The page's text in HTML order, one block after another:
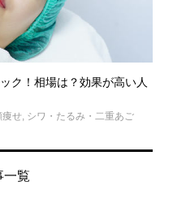
ク！相場は？効果が高い人
せ シワ・たるみ・二重あご
一覧